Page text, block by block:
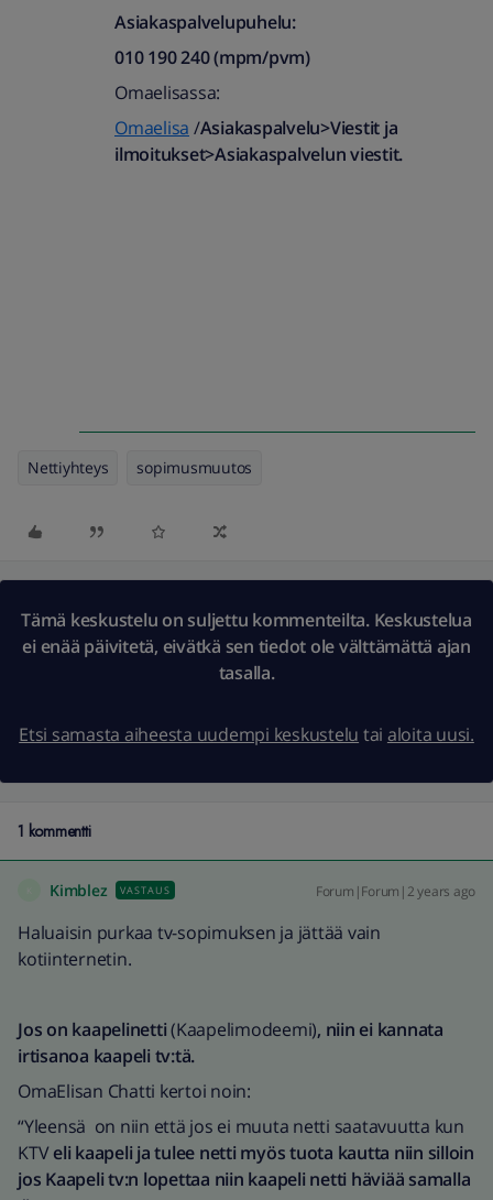
Asiakaspalvelupuhelu:
010 190 240 (mpm/pvm)​
Omaelisassa:
Omaelisa /Asiakaspalvelu>Viestit ja
ilmoitukset>Asiakaspalvelun viestit.
Nettiyhteys sopimusmuutos
Tämä keskustelu on suljettu kommenteilta. Keskustelua
ei enää päivitetä, eivätkä sen tiedot ole välttämättä ajan
tasalla.
Etsi samasta aiheesta uudempi keskustelu tai aloita uusi.
1 kommentti
Kimblez VASTAUS Forum|Forum|2 years ago
Haluaisin purkaa tv-sopimuksen ja jättää vain
kotiinternetin.
Jos on kaapelinetti(Kaapelimodeemi), niin ei kannata
irtisanoa kaapeli tv:tä.
OmaElisan Chatti kertoi noin:
“Yleensä on niin että jos ei muuta netti saatavuutta kun
KTV eli kaapeli ja tulee netti myös tuota kautta niin silloin
jos Kaapeli tv:n lopettaa niin kaapeli netti häviää samalla